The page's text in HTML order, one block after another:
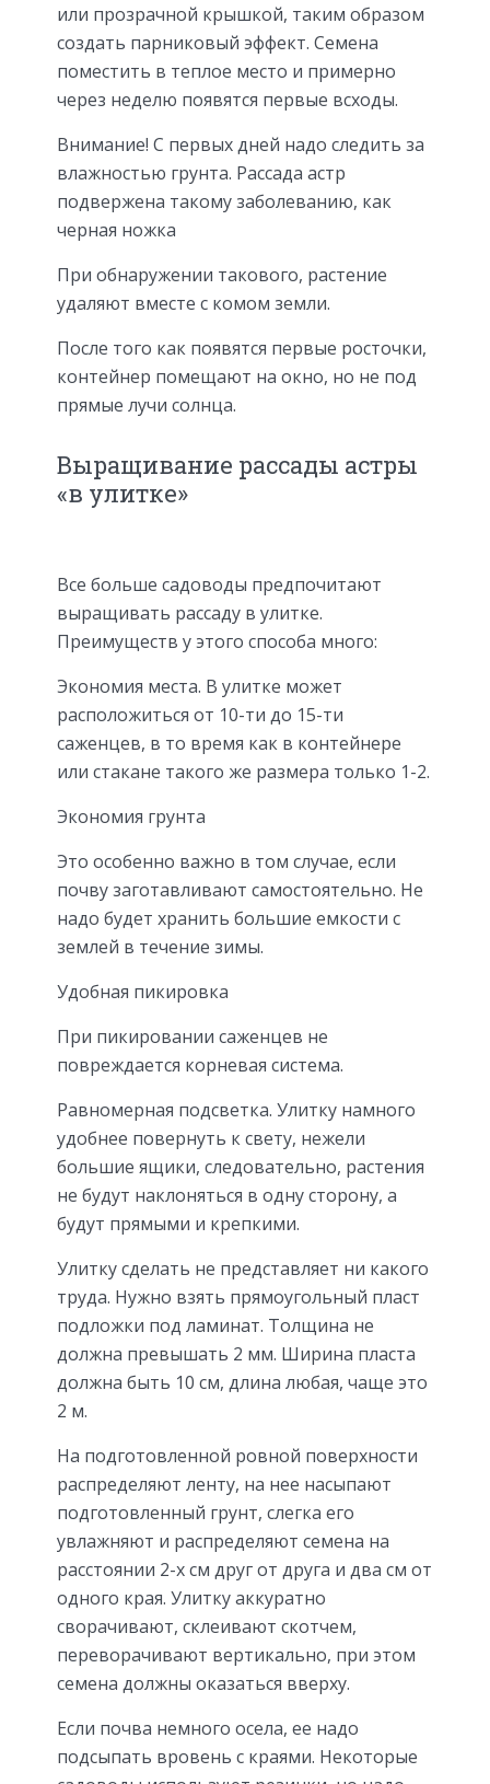
или прозрачной крышкой, таким образом
создать парниковый эффект. Семена
поместить в теплое место и примерно
через неделю появятся первые всходы.
Внимание! С первых дней надо следить за
влажностью грунта. Рассада астр
подвержена такому заболеванию, как
черная ножка
При обнаружении такового, растение
удаляют вместе с комом земли.
После того как появятся первые росточки,
контейнер помещают на окно, но не под
прямые лучи солнца.
Выращивание рассады астры
«в улитке»
Все больше садоводы предпочитают
выращивать рассаду в улитке.
Преимуществ у этого способа много:
Экономия места. В улитке может
расположиться от 10-ти до 15-ти
саженцев, в то время как в контейнере
или стакане такого же размера только 1-2.
Экономия грунта
Это особенно важно в том случае, если
почву заготавливают самостоятельно. Не
надо будет хранить большие емкости с
землей в течение зимы.
Удобная пикировка
При пикировании саженцев не
повреждается корневая система.
Равномерная подсветка. Улитку намного
удобнее повернуть к свету, нежели
большие ящики, следовательно, растения
не будут наклоняться в одну сторону, а
будут прямыми и крепкими.
Улитку сделать не представляет ни какого
труда. Нужно взять прямоугольный пласт
подложки под ламинат. Толщина не
должна превышать 2 мм. Ширина пласта
должна быть 10 см, длина любая, чаще это
2 м.
На подготовленной ровной поверхности
распределяют ленту, на нее насыпают
подготовленный грунт, слегка его
увлажняют и распределяют семена на
расстоянии 2-х см друг от друга и два см от
одного края. Улитку аккуратно
сворачивают, склеивают скотчем,
переворачивают вертикально, при этом
семена должны оказаться вверху.
Если почва немного осела, ее надо
подсыпать вровень с краями. Некоторые